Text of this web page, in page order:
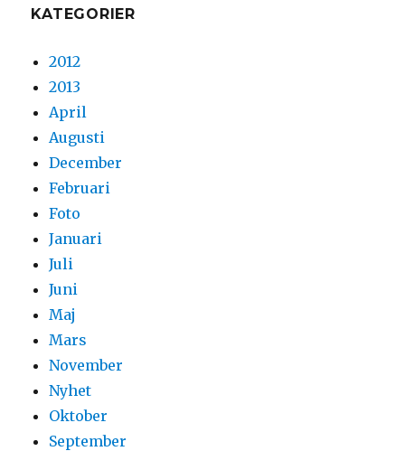
KATEGORIER
2012
2013
April
Augusti
December
Februari
Foto
Januari
Juli
Juni
Maj
Mars
November
Nyhet
Oktober
September